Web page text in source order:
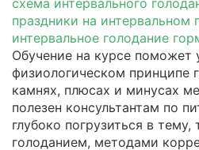
праздники на интервальном
интервальное голодание
Обучение на курсе поможет
физиологическом принципе
камнях, плюсах и минусах
полезен консультантам по
глубоко погрузиться в
голоданием, методами